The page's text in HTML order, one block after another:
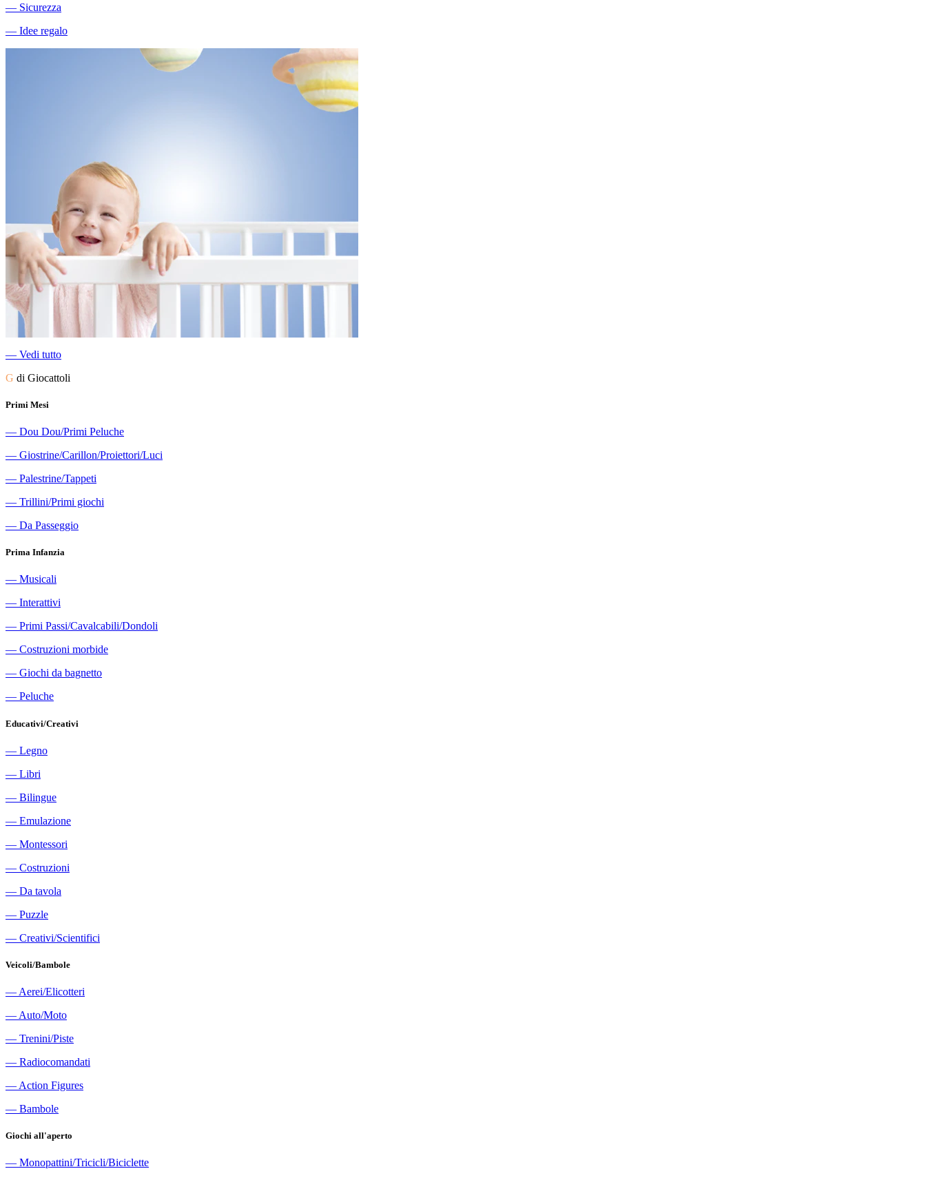
― Sicurezza
― Idee regalo
― Vedi tutto
G di Giocattoli
Primi Mesi
― Dou Dou/Primi Peluche
― Giostrine/Carillon/Proiettori/Luci
― Palestrine/Tappeti
― Trillini/Primi giochi
― Da Passeggio
Prima Infanzia
― Musicali
― Interattivi
― Primi Passi/Cavalcabili/Dondoli
― Costruzioni morbide
― Giochi da bagnetto
― Peluche
Educativi/Creativi
― Legno
― Libri
― Bilingue
― Emulazione
― Montessori
― Costruzioni
― Da tavola
― Puzzle
― Creativi/Scientifici
Veicoli/Bambole
― Aerei/Elicotteri
― Auto/Moto
― Trenini/Piste
― Radiocomandati
― Action Figures
― Bambole
Giochi all'aperto
― Monopattini/Tricicli/Biciclette